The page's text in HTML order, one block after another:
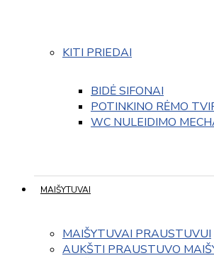
KITI PRIEDAI
BIDĖ SIFONAI
POTINKINO RĖMO
WC NULEIDIMO
MAIŠYTUVAI
MAIŠYTUVAI PRAUSTUVUI
AUKŠTI PRAUSTUVO